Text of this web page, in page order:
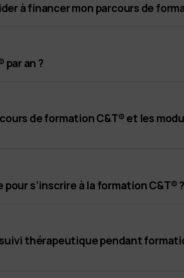
à financer mon parcours de
par an ?
de formation C&T® et les
s’inscrire à la formation C&T®
thérapeutique pendant